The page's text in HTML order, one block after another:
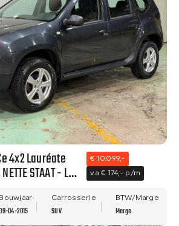
4x2 Lauréate
STAAT - LM
€ 10.099,-
v.a € 174,- p/m
Bouwjaar
04-2015
Carrosserie
SUV
BTW/Marge
Marge